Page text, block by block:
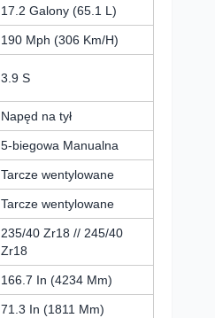
17.2 Galony (65.1 L)
190 Mph (306 Km/H)
3.9 S
Napęd na tył
5-biegowa Manualna
Tarcze wentylowane
Tarcze wentylowane
235/40 Zr18 // 245/40
Zr18
166.7 In (4234 Mm)
71.3 In (1811 Mm)